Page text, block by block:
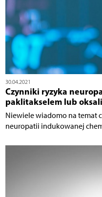
30.04.2021
Czynniki ryzyka
paklitakselem lub
Niewiele wiadomo na temat
neuropatii indukowanej